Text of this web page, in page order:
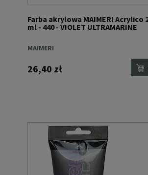
Farba akrylowa MAIMERI Acrylico
ml - 440 - VIOLET ULTRAMARINE
MAIMERI
26,40 zł